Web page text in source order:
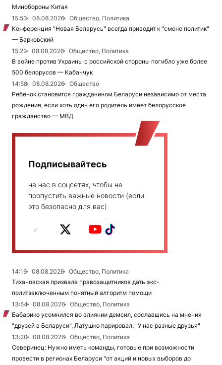
Минобороны Китая
15:53
08.08.2026
Общество, Политика
Конференция "Новая Беларусь" всегда приводит к "смене политик"
— Барковский
15:22
08.08.2026
Общество, Политика
В войне против Украины с российской стороны погибло уже более
500 белорусов — Кабанчук
14:58
08.08.2026
Общество
Ребенок становится гражданином Беларуси независимо от места
рождения, если хоть один его родитель имеет белорусское
гражданство — МВД
Подписывайтесь
на нас в соцсетях, чтобы не
пропустить важные новости (если
это безопасно для вас)
14:16 08.08.2026
Общество, Политика
Тихановская призвала правозащитников дать экс-
политзаключенным понятный алгоритм помощи
13:54
08.08.2026
Общество, Политика
Бабарико усомнился во влиянии демсил, сославшись на мнения
"друзей в Беларуси", Латушко парировал: "У нас разные друзья"
13:20
08.08.2026
Общество, Политика
Северинец: Нужно иметь команды, готовые при возможности
провести в регионах Беларуси "от акций и новых выборов до